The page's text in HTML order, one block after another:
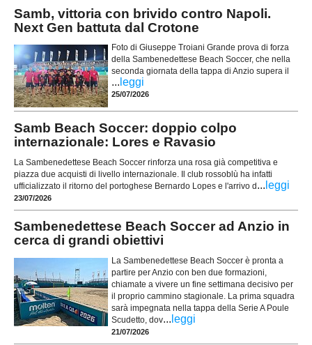
Samb, vittoria con brivido contro Napoli.
Next Gen battuta dal Crotone
Foto di Giuseppe Troiani Grande prova di forza
della Sambenedettese Beach Soccer, che nella
seconda giornata della tappa di Anzio supera il
... leggi
25/07/2026
Samb Beach Soccer: doppio colpo
internazionale: Lores e Ravasio
La Sambenedettese Beach Soccer rinforza una rosa già competitiva e
piazza due acquisti di livello internazionale. Il club rossoblù ha infatti
ufficializzato il ritorno del portoghese Bernardo Lopes e l'arrivo d... leggi
23/07/2026
Sambenedettese Beach Soccer ad Anzio in
cerca di grandi obiettivi
La Sambenedettese Beach Soccer è pronta a
partire per Anzio con ben due formazioni,
chiamate a vivere un fine settimana decisivo per
il proprio cammino stagionale. La prima squadra
sarà impegnata nella tappa della Serie A Poule
Scudetto, dov... leggi
21/07/2026